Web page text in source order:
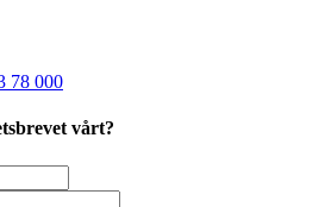
78 000
vårt?